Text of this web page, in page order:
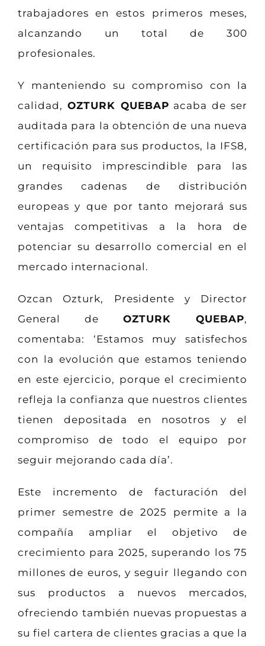
trabajadores en estos primeros meses,
alcanzando un total de 300
profesionales.
Y manteniendo su compromiso con la
calidad, OZTURK QUEBAP acaba de ser
auditada para la obtención de una nueva
certificación para sus productos, la IFS8,
un requisito imprescindible para las
grandes cadenas de distribución
europeas y que por tanto mejorará sus
ventajas competitivas a la hora de
potenciar su desarrollo comercial en el
mercado internacional.
Ozcan Ozturk, Presidente y Director
General deOZTURK QUEBAP,
comentaba: ‘Estamos muy satisfechos
con la evolución que estamos teniendo
en este ejercicio, porque el crecimiento
refleja la confianza que nuestros clientes
tienen depositada en nosotros y el
compromiso de todo el equipo por
seguir mejorando cada día’.
Este incremento de facturación del
primer semestre de 2025 permite a la
compañía ampliar el objetivo de
crecimiento para 2025, superando los 75
millones de euros, y seguir llegando con
sus productos a nuevos mercados,
ofreciendo también nuevas propuestas a
su fiel cartera de clientes gracias a que la